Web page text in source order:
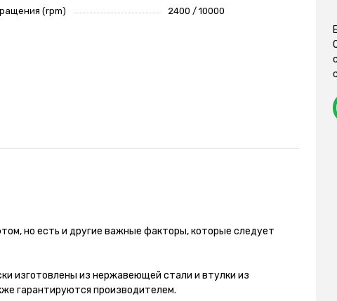
(rpm)
2400 / 10000
но есть и другие важные факторы, которые следует
изготовлены из нержавеющей стали и втулки из
гарантируются производителем.